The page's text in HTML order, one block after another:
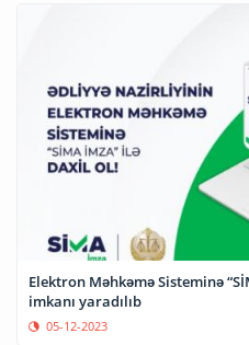
Elektron Məhkəmə Sisteminə
imkanı yaradılıb
05-12-2023